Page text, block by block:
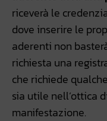
riceverà le
dove inserire le
aderenti non
richiesta una
che richiede
sia utile nell’ottica
manifestazione.